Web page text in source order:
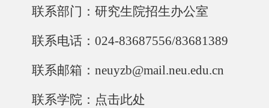
联系部门：研究生院招生办公室
联系电话： 024-83687556/83681389
联系邮箱： neuyzb@mail.neu.edu.cn
联系学院： 点击此处